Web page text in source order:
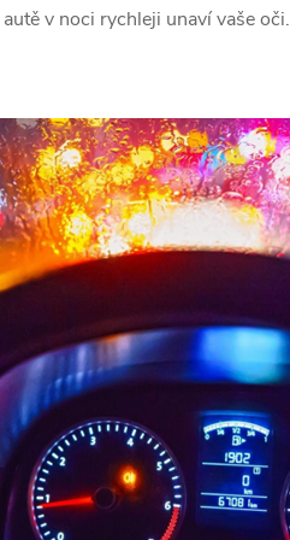
v noci rychleji unaví vaše oči.